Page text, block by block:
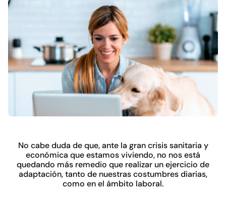
No cabe duda de que, ante la gran crisis sanitaria y
económica que estamos viviendo, no nos está
quedando más remedio que realizar un ejercicio de
adaptación, tanto de nuestras costumbres diarias,
como en el ámbito laboral.